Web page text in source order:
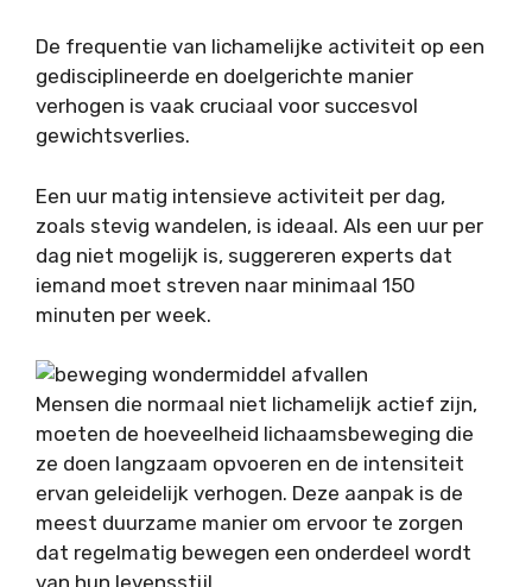
De frequentie van lichamelijke activiteit op een
gedisciplineerde en doelgerichte manier
verhogen is vaak cruciaal voor succesvol
gewichtsverlies.
Een uur matig intensieve activiteit per dag,
zoals stevig wandelen, is ideaal. Als een uur per
dag niet mogelijk is, suggereren experts dat
iemand moet streven naar minimaal 150
minuten per week.
Mensen die normaal niet lichamelijk actief zijn,
moeten de hoeveelheid lichaamsbeweging die
ze doen langzaam opvoeren en de intensiteit
ervan geleidelijk verhogen. Deze aanpak is de
meest duurzame manier om ervoor te zorgen
dat regelmatig bewegen een onderdeel wordt